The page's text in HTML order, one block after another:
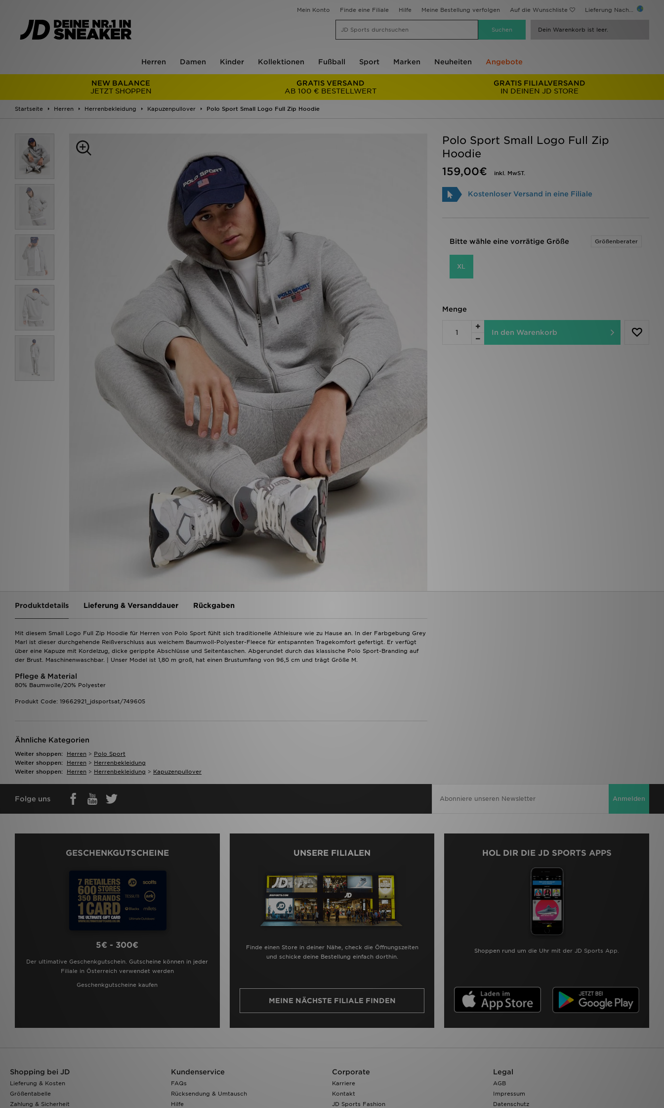
Mein Konto Finde eine Filiale Hilfe Meine Bestellung verfolgen Auf die Wunschliste Lieferung Nach...
Dein Warenkorb ist leer.
Herren Damen Kinder Kollektionen Fußball Sport Marken Neuheiten Angebote
NEW BALANCE
JETZT SHOPPEN
GRATIS VERSAND
AB 100 € BESTELLWERT
GRATIS FILIALVERSAND
IN DEINEN JD STORE
Startseite Herren Herrenbekleidung Kapuzenpullover Polo Sport Small Logo Full Zip Hoodie
Polo Sport Small Logo Full Zip
Hoodie
159,00€
inkl. MwST.
Kostenloser Versand in eine Filiale
Bitte wähle eine vorrätige Größe Größenberater
XL
Menge
In den Warenkorb
Produktdetails Lieferung & Versanddauer Rückgaben
Mit diesem Small Logo Full Zip Hoodie für Herren von Polo Sport fühlt sich traditionelle Athleisure wie zu Hause an. In der Farbgebung Grey
Marl ist dieser durchgehende Reißverschluss aus weichem Baumwoll-Polyester-Fleece für entspannten Tragekomfort gefertigt. Er verfügt
über eine Kapuze mit Kordelzug, dicke gerippte Abschlüsse und Seitentaschen. Abgerundet durch das klassische Polo Sport-Branding auf
der Brust. Maschinenwaschbar. | Unser Model ist 1,80 m groß, hat einen Brustumfang von 96,5 cm und trägt Größe M.
Pflege & Material
80% Baumwolle/20% Polyester
Produkt Code: 19662921_jdsportsat/749605
Ähnliche Kategorien
Weiter shoppen: Herren > Polo Sport
Weiter shoppen:
Herren > Herrenbekleidung
Weiter shoppen:
Herren > Herrenbekleidung > Kapuzenpullover
Folge uns Anmelden
GESCHENKGUTSCHEINE
5€ - 300€
Der ultimative Geschenkgutschein. Gutscheine können in jeder
Filiale in Österreich verwendet werden
Geschenkgutscheine kaufen
UNSERE FILIALEN
Finde einen Store in deiner Nähe, check die Öffnungszeiten
und schicke deine Bestellung einfach dorthin.
MEINE NÄCHSTE FILIALE FINDEN
HOL DIR DIE JD SPORTS APPS
Shoppen rund um die Uhr mit der JD Sports App.
Shopping bei JD
Lieferung & Kosten
Größentabelle
Zahlung & Sicherheit
Kundenservice
FAQs
Rücksendung & Umtausch
Hilfe
Corporate
Karriere
Kontakt
JD Sports Fashion
Legal
AGB
Impressum
Datenschutz